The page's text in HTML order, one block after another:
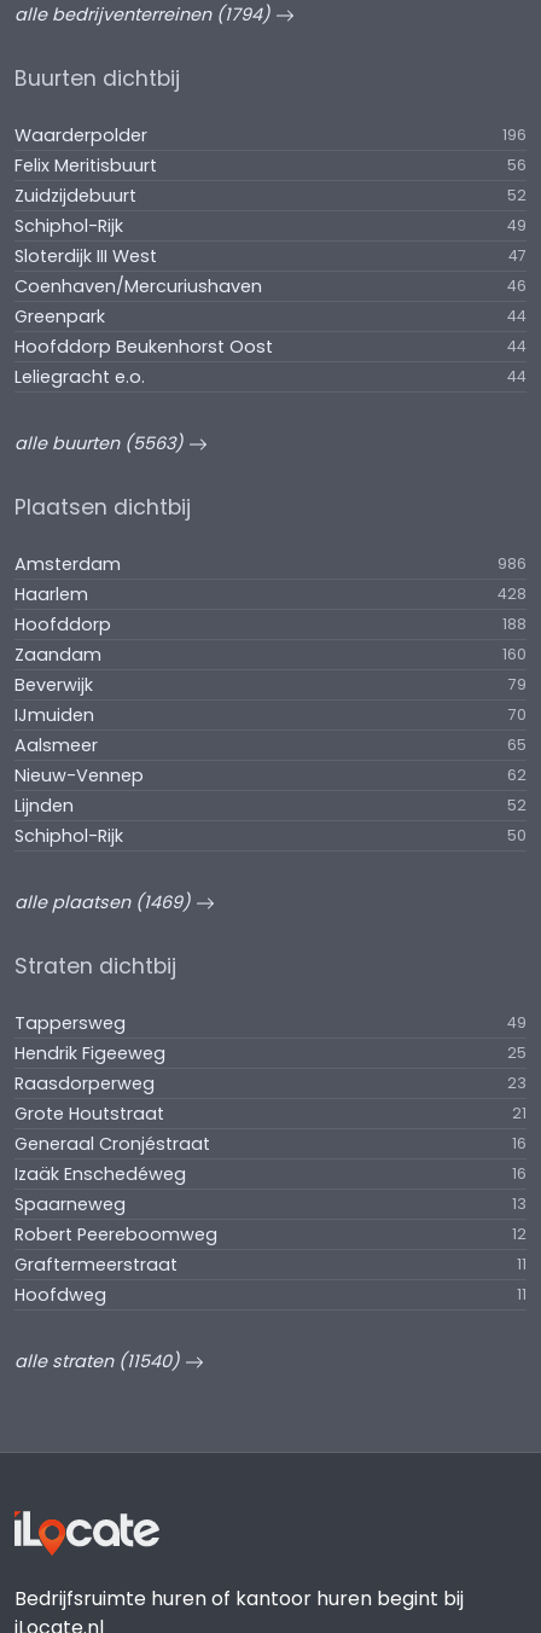
alle bedrijventerreinen (1794)
Buurten dichtbij
Waarderpolder 196
Felix Meritisbuurt 56
Zuidzijdebuurt 52
Schiphol-Rijk 49
Sloterdijk III West 47
Coenhaven/Mercuriushaven 46
Greenpark 44
Hoofddorp Beukenhorst Oost 44
Leliegracht e.o. 44
alle buurten (5563)
Plaatsen dichtbij
Amsterdam 986
Haarlem 428
Hoofddorp 188
Zaandam 160
Beverwijk 79
IJmuiden 70
Aalsmeer 65
Nieuw-Vennep 62
Lijnden 52
Schiphol-Rijk 50
alle plaatsen (1469)
Straten dichtbij
Tappersweg 49
Hendrik Figeeweg 25
Raasdorperweg 23
Grote Houtstraat 21
Generaal Cronjéstraat 16
Izaäk Enschedéweg 16
Spaarneweg 13
Robert Peereboomweg 12
Graftermeerstraat 11
Hoofdweg 11
alle straten (11540)
Bedrijfsruimte huren of kantoor huren begint bij